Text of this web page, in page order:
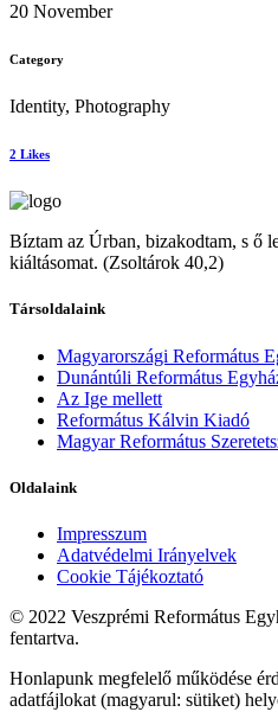
20 November
Category
Identity, Photography
2 Likes
Bíztam az Úrban, bizakodtam, s ő
kiáltásomat. (Zsoltárok 40,2)
Társoldalaink
Magyarországi Református
Dunántúli Református
Az Ige mellett
Református Kálvin Kiadó
Magyar Református
Oldalaink
Impresszum
Adatvédelmi Irányelvek
Cookie Tájékoztató
© 2022 Veszprémi Református
fentartva.
Honlapunk megfelelő működése
adatfájlokat (magyarul: sütiket)